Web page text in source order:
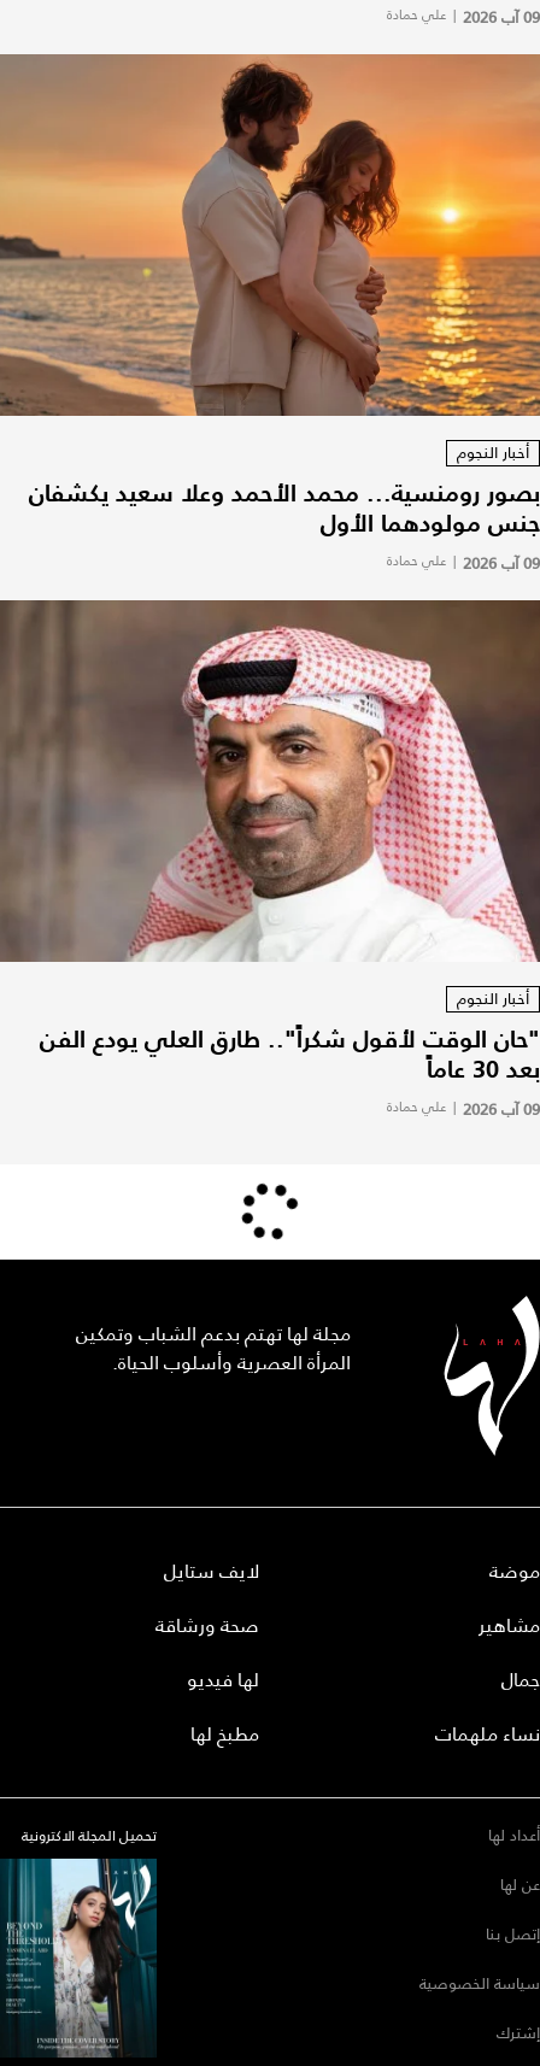
09 آب 2026 | علي حمادة
أخبار النجوم
بصور رومنسية... محمد الأحمد وعلا سعيد يكشفان
جنس مولودهما الأول
09 آب 2026 | علي حمادة
أخبار النجوم
"حان الوقت لأقول شكراً".. طارق العلي يودع الفن
بعد 30 عاماً
09 آب 2026 | علي حمادة
مجلة لها تهتم بدعم الشباب وتمكين
المرأة العصرية وأسلوب الحياة.
موضة
مشاهير
جمال
نساء ملهمات
لايف ستايل
صحة ورشاقة
لها فيديو
مطبخ لها
أعداد لها
عن لها
إتصل بنا
سياسة الخصوصية
إشترك
تحميل المجلة الاكترونية